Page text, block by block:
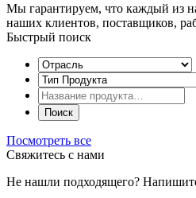
Мы гарантируем, что каждый из
наших клиентов, поставщиков,
Быстрый поиск
Посмотреть все
Свяжитесь с нами
Не нашли подходящего?